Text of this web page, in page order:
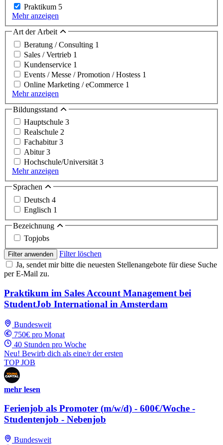
Praktikum 5
Mehr anzeigen
Art der Arbeit
Beratung / Consulting 1
Sales / Vertrieb 1
Kundenservice 1
Events / Messe / Promotion / Hostess 1
Online Marketing / eCommerce 1
Mehr anzeigen
Bildungsstand
Hauptschule 3
Realschule 2
Fachabitur3
Abitur3
Hochschule/Universität 3
Mehr anzeigen
Sprachen
Deutsch 4
Englisch 1
Bezeichnung
Topjobs
Filter anwenden
Filter löschen
Ja, sendet mir bitte die neuesten Stellenangebote für diese Suche
per E-Mail zu.
Praktikum im Sales Account Management bei
StudentJob International in Amsterdam
Bundesweit
750€ pro Monat
40 Stunden pro Woche
Neu! Bewirb dich als eine/r der ersten
TOP JOB
mehr lesen
Ferienjob als Promoter (m/w/d) - 600€/Woche -
Studentenjob - Nebenjob
Bundesweit